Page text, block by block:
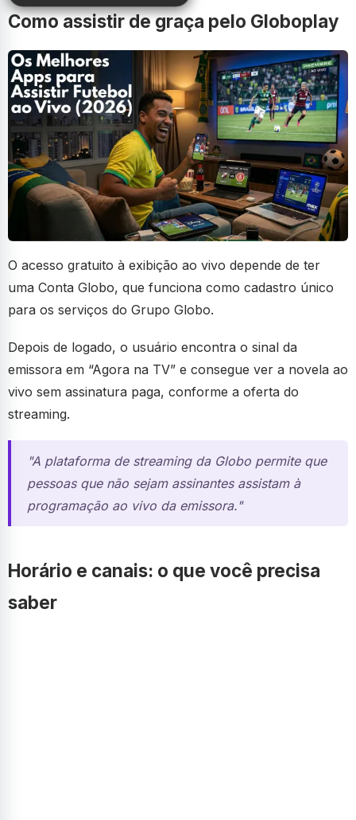
Como assistir de graça pelo Globoplay
O acesso gratuito à exibição ao vivo depende de ter
uma Conta Globo, que funciona como cadastro único
para os serviços do Grupo Globo.
Depois de logado, o usuário encontra o sinal da
emissora em “Agora na TV” e consegue ver a novela ao
vivo sem assinatura paga, conforme a oferta do
streaming.
"A plataforma de streaming da Globo permite que
pessoas que não sejam assinantes assistam à
programação ao vivo da emissora."
Horário e canais: o que você precisa
saber